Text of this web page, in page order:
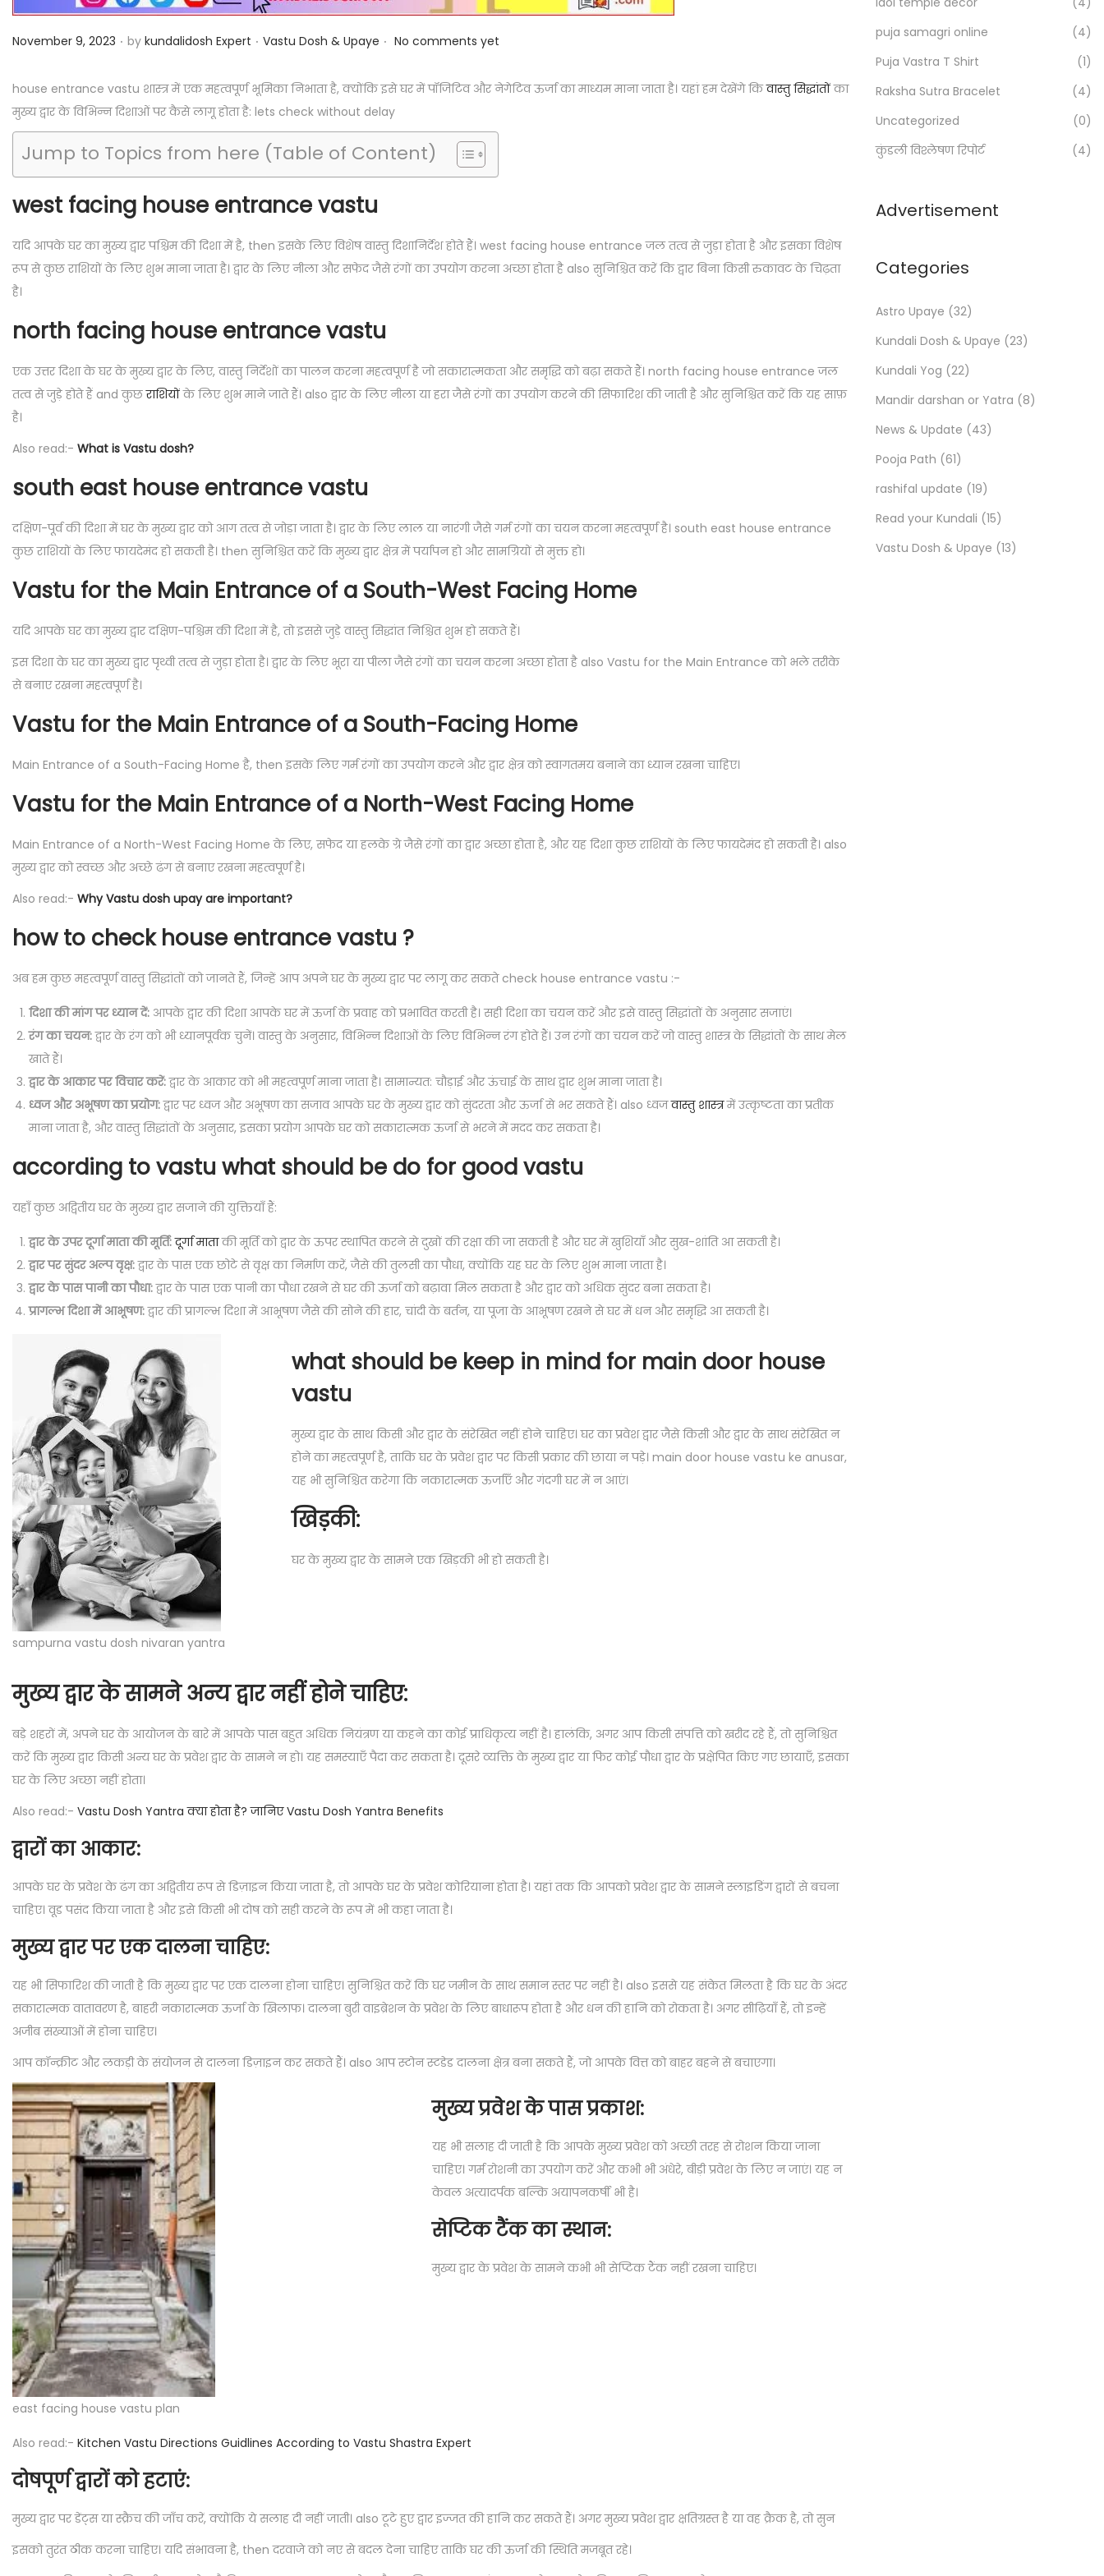
n
P
s
t
e
o
n
November 9, 2023 . by kundalidosh Expert . P
s
t
e
d
i
n
Vastu Dosh & Upaye . No comments yet
house entrance vastu शास्त्र में एक महत्वपूर्ण भूमिका निभाता है, क्योंकि इसे घर में पॉजिटिव और नेगेटिव ऊर्जा का माध्यम माना जाता है। यहां हम देखेंगे किवास्तु सिद्धांतोंका
मुख्य द्वार के विभिन्न दिशाओं पर कैसे लागू होता है: lets check without delay
Jump to Topics from here (Table of Content)
west facing house entrance vastu
यदि आपके घर का मुख्य द्वार पश्चिम की दिशा में है, then इसके लिए विशेष वास्तु दिशानिर्देश होते हैं। west facing house entrance जल तत्व से जुड़ा होता है और इसका विशेष
रूप से कुछ राशियों के लिए शुभ माना जाता है। द्वार के लिए नीला और सफेद जैसे रंगों का उपयोग करना अच्छा होता है also सुनिश्चित करें कि द्वार बिना किसी रुकावट के चिढ़ता
है।
north facing house entrance vastu
एक उत्तर दिशा के घर के मुख्य द्वार के लिए, वास्तु निर्देशों का पालन करना महत्वपूर्ण है जो सकारात्मकता और समृद्धि को बढ़ा सकते हैं। north facing house entrance जल
तत्व से जुड़े होते हैं and कुछराशियोंके लिए शुभ माने जाते हैं। also द्वार के लिए नीला या हरा जैसे रंगों का उपयोग करने की सिफारिश की जाती है और सुनिश्चित करें कि यह साफ़
है।
Also read:- What is Vastu dosh?
south east house entrance vastu
दक्षिण-पूर्व की दिशा में घर के मुख्य द्वार को आग तत्व से जोड़ा जाता है। द्वार के लिए लाल या नारंगी जैसे गर्म रंगों का चयन करना महत्वपूर्ण है। south east house entrance
कुछ राशियों के लिए फायदेमंद हो सकती है। then सुनिश्चित करें कि मुख्य द्वार क्षेत्र में पर्यापन हो और सामग्रियों से मुक्त हो।
Vastu for the Main Entrance of a South-West Facing Home
यदि आपके घर का मुख्य द्वार दक्षिण-पश्चिम की दिशा में है, तो इससे जुड़े वास्तु सिद्धांत निश्चित शुभ हो सकते हैं।
इस दिशा के घर का मुख्य द्वार पृथ्वी तत्व से जुड़ा होता है। द्वार के लिए भूरा या पीला जैसे रंगों का चयन करना अच्छा होता है also Vastu for the Main Entrance को भले तरीके
से बनाए रखना महत्वपूर्ण है।
Vastu for the Main Entrance of a South-Facing Home
Main Entrance of a South-Facing Home है, then इसके लिए गर्म रंगों का उपयोग करने और द्वार क्षेत्र को स्वागतमय बनाने का ध्यान रखना चाहिए।
Vastu for the Main Entrance of a North-West Facing Home
Main Entrance of a North-West Facing Home के लिए, सफेद या हलके ग्रे जैसे रंगों का द्वार अच्छा होता है, और यह दिशा कुछ राशियों के लिए फायदेमंद हो सकती है। also
मुख्य द्वार को स्वच्छ और अच्छे ढंग से बनाए रखना महत्वपूर्ण है।
Also read:- Why Vastu dosh upay are important?
how to check house entrance vastu ?
अब हम कुछ महत्वपूर्ण वास्तु सिद्धांतों को जानते हैं, जिन्हें आप अपने घर के मुख्य द्वार पर लागू कर सकते check house entrance vastu :-
दिशा की मांग पर ध्यान दें: आपके द्वार की दिशा आपके घर में ऊर्जा के प्रवाह को प्रभावित करती है। सही दिशा का चयन करें और इसे वास्तु सिद्धांतों के अनुसार सजाएं।
रंग का चयन:द्वार के रंग को भी ध्यानपूर्वक चुनें। वास्तु के अनुसार, विभिन्न दिशाओं के लिए विभिन्न रंग होते हैं। उन रंगों का चयन करें जो वास्तु शास्त्र के सिद्धांतों के साथ मेल
खाते हैं।
द्वार के आकार पर विचार करें:द्वार के आकार को भी महत्वपूर्ण माना जाता है। सामान्यत: चौड़ाई और ऊंचाई के साथ द्वार शुभ माना जाता है।
ध्वज और अभूषण का प्रयोग:द्वार पर ध्वज और अभूषण का सजाव आपके घर के मुख्य द्वार को सुंदरता और ऊर्जा से भर सकते हैं। also ध्वजवास्तु शास्त्रमें उत्कृष्टता का प्रतीक
माना जाता है, और वास्तु सिद्धांतों के अनुसार, इसका प्रयोग आपके घर को सकारात्मक ऊर्जा से भरने में मदद कर सकता है।
according to vastu what should be do for good vastu
यहाँ कुछ अद्वितीय घर के मुख्य द्वार सजाने की युक्तियाँ हैं:
द्वार के उपर दूर्गा माता की मूर्ति: दूर्गा माताकी मूर्ति को द्वार के ऊपर स्थापित करने से दुखों की रक्षा की जा सकती है और घर में खुशियाँ और सुख-शांति आ सकती है।
द्वार पर सुंदर अल्प वृक्ष:द्वार के पास एक छोटे से वृक्ष का निर्माण करें, जैसे की तुलसी का पौधा, क्योंकि यह घर के लिए शुभ माना जाता है।
द्वार के पास पानी का पौधा:द्वार के पास एक पानी का पौधा रखने से घर की ऊर्जा को बढ़ावा मिल सकता है और द्वार को अधिक सुंदर बना सकता है।
प्रागल्भ दिशा में आभूषण:द्वार की प्रागल्भ दिशा में आभूषण जैसे की सोने की हार, चांदी के बर्तन, या पूजा के आभूषण रखने से घर में धन और समृद्धि आ सकती है।
sampurna vastu dosh nivaran yantra
what should be keep in mind for main door house
vastu
मुख्य द्वार के साथ किसी और द्वार के संरेखित नहीं होने चाहिए। घर का प्रवेश द्वार जैसे किसी और द्वार के साथ संरेखित न
होने का महत्वपूर्ण है, ताकि घर के प्रवेश द्वार पर किसी प्रकार की छाया न पड़े। main door house vastu ke anusar,
यह भी सुनिश्चित करेगा कि नकारात्मक ऊर्जाएँ और गंदगी घर में न आएं।
खिड़की:
घर के मुख्य द्वार के सामने एक खिड़की भी हो सकती है।
मुख्य द्वार के सामने अन्य द्वार नहीं होने चाहिए:
बड़े शहरों में, अपने घर के आयोजन के बारे में आपके पास बहुत अधिक नियंत्रण या कहने का कोई प्राधिकृत्य नहीं है। हालंकि, अगर आप किसी संपत्ति को खरीद रहे हैं, तो सुनिश्चित
करें कि मुख्य द्वार किसी अन्य घर के प्रवेश द्वार के सामने न हो। यह समस्याएँ पैदा कर सकता है। दूसरे व्यक्ति के मुख्य द्वार या फिर कोई पौधा द्वार के प्रक्षेपित किए गए छायाएँ, इसका
घर के लिए अच्छा नहीं होता।
Also read:- Vastu Dosh Yantra क्या होता है? जानिए Vastu Dosh Yantra Benefits
द्वारों का आकार:
आपके घर के प्रवेश के ढंग का अद्वितीय रूप से डिज़ाइन किया जाता है, तो आपके घर के प्रवेश कोरियाना होता है। यहां तक कि आपको प्रवेश द्वार के सामने स्लाइडिंग द्वारों से बचना
चाहिए। वूड पसंद किया जाता है और इसे किसी भी दोष को सही करने के रूप में भी कहा जाता है।
मुख्य द्वार पर एक दालना चाहिए:
यह भी सिफारिश की जाती है कि मुख्य द्वार पर एक दालना होना चाहिए। सुनिश्चित करें कि घर जमीन के साथ समान स्तर पर नहीं है। also इससे यह संकेत मिलता है कि घर के अंदर
सकारात्मक वातावरण है, बाहरी नकारात्मक ऊर्जा के खिलाफ। दालना बुरी वाइब्रेशन के प्रवेश के लिए बाधारूप होता है और धन की हानि को रोकता है। अगर सीढ़ियाँ हैं, तो इन्हें
अजीब संख्याओं में होना चाहिए।
आप कॉन्क्रीट और लकड़ी के संयोजन से दालना डिज़ाइन कर सकते हैं। also आप स्टोन स्टडेड दालना क्षेत्र बना सकते हैं, जो आपके वित्त को बाहर बहने से बचाएगा।
east facing house vastu plan
मुख्य प्रवेश के पास प्रकाश:
यह भी सलाह दी जाती है कि आपके मुख्य प्रवेश को अच्छी तरह से रोशन किया जाना
चाहिए। गर्म रोशनी का उपयोग करें और कभी भी अंधेरे, बीड़ी प्रवेश के लिए न जाएं। यह न
केवल अत्यादर्पक बल्कि अयापनकर्षी भी है।
सेप्टिक टैंक का स्थान:
मुख्य द्वार के प्रवेश के सामने कभी भी सेप्टिक टैंक नहीं रखना चाहिए।
Also read:- Kitchen Vastu Directions Guidlines According to Vastu Shastra Expert
दोषपूर्ण द्वारों को हटाएं:
मुख्य द्वार पर डेंट्स या स्क्रैच की जाँच करें, क्योंकि ये सलाह दी नहीं जाती। also टूटे हुए द्वार इज्जत की हानि कर सकते हैं। अगर मुख्य प्रवेश द्वार क्षतिग्रस्त है या वह क्रैक है, तो सुन
इसको तुरंत ठीक करना चाहिए। यदि संभावना है, then दरवाजे को नए से बदल देना चाहिए ताकि घर की ऊर्जा की स्थिति मजबूत रहे।
r
:
>
puja samagri online
(4)
Puja Vastra T Shirt
(1)
Raksha Sutra Bracelet
(4)
Uncategorized
(0)
कुंडली विश्लेषण रिपोर्ट
(4)
Advertisement
Categories
Astro Upaye (32)
Kundali Dosh & Upaye (23)
Kundali Yog (22)
Mandir darshan or Yatra (8)
News & Update (43)
Pooja Path (61)
rashifal update (19)
Read your Kundali (15)
Vastu Dosh & Upaye (13)